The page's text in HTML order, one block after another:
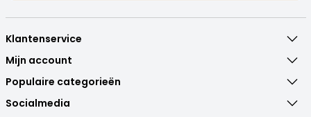
Klantenservice
Mijn account
Populaire categorieën
Socialmedia